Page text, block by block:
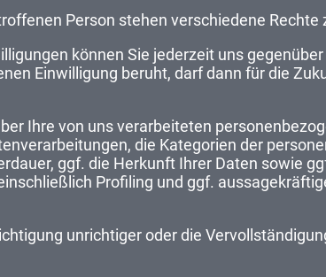
Person stehen verschiedene Rechte
können Sie jederzeit uns
Einwilligung beruht, darf dann für die
Ihre von uns verarbeiteten
die Kategorien der
ggf. die Herkunft Ihrer Daten sowie
Profiling und ggf.
unrichtiger oder die